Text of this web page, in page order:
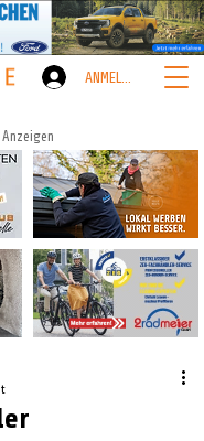
ANMELDEN
Anzeigen